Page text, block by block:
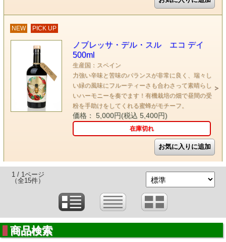
NEW PICK UP
ノブレッサ・デル・スル エコ デイ
500ml
生産国：スペイン
力強い辛味と苦味のバランスが非常に良く、瑞々し
い緑の風味にフルーティーさも合わさって素晴らし
いハーモニーを奏でます！有機栽培の畑で昼間の受
粉を手助けをしてくれる蜜蜂がモチーフ。
価格： 5,000円(税込 5,400円)
在庫切れ
1 / 1ページ
（全15件）
商品検索